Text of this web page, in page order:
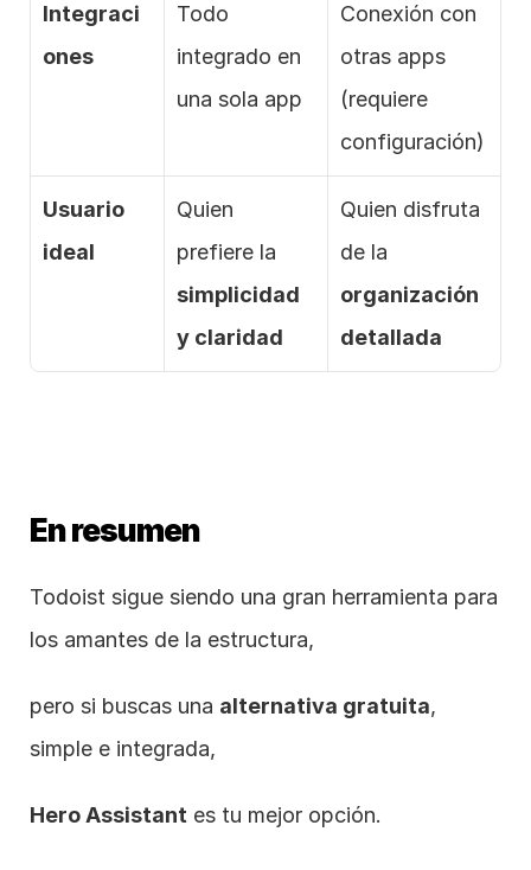
Integraci
ones
Todo
integrado en
una sola app
Conexión con
otras apps
(requiere
configuración)
Usuario
ideal
Quien
simplicidad
y claridad
Quien disfruta
organización
detallada
En resumen
Todoist sigue siendo una gran herramienta para
los amantes de la estructura,
pero si buscas una alternativa gratuita,
simple e integrada,
Hero Assistant es tu mejor opción.